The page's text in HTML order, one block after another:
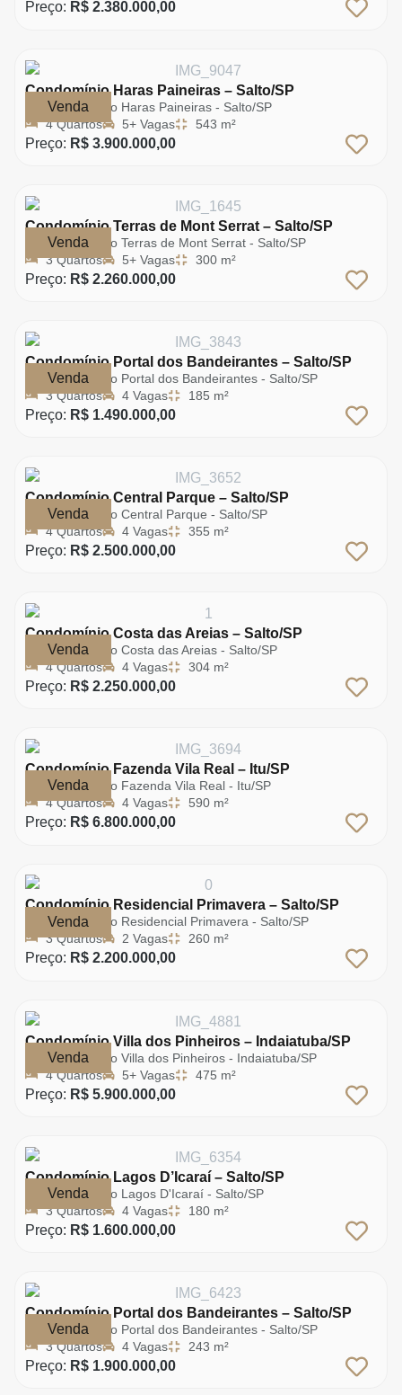
Preço: R$ 2.380.000,00
Venda
Condomínio Haras Paineiras – Salto/SP
Condomínio Haras Paineiras - Salto/SP
4 Quartos
5+ Vagas 543 m²
Preço: R$ 3.900.000,00
Venda
Condomínio Terras de Mont Serrat – Salto/SP
Condomínio Terras de Mont Serrat - Salto/SP
3 Quartos
5+ Vagas 300 m²
Preço: R$ 2.260.000,00
Venda
Condomínio Portal dos Bandeirantes – Salto/SP
Condomínio Portal dos Bandeirantes - Salto/SP
3 Quartos
4 Vagas 185 m²
Preço: R$ 1.490.000,00
Venda
Condomínio Central Parque – Salto/SP
Condomínio Central Parque - Salto/SP
4 Quartos
4 Vagas 355 m²
Preço: R$ 2.500.000,00
Venda
Condomínio Costa das Areias – Salto/SP
Condomínio Costa das Areias - Salto/SP
4 Quartos
4 Vagas 304 m²
Preço: R$ 2.250.000,00
Venda
Condomínio Fazenda Vila Real – Itu/SP
Condomínio Fazenda Vila Real - Itu/SP
4 Quartos
4 Vagas 590 m²
Preço: R$ 6.800.000,00
Venda
Condomínio Residencial Primavera – Salto/SP
Condomínio Residencial Primavera - Salto/SP
3 Quartos
2 Vagas 260 m²
Preço: R$ 2.200.000,00
Venda
Condomínio Villa dos Pinheiros – Indaiatuba/SP
Condomínio Villa dos Pinheiros - Indaiatuba/SP
4 Quartos
5+ Vagas 475 m²
Preço: R$ 5.900.000,00
Venda
Condomínio Lagos D’Icaraí – Salto/SP
Condomínio Lagos D'Icaraí - Salto/SP
3 Quartos
4 Vagas 180 m²
Preço: R$ 1.600.000,00
Venda
Condomínio Portal dos Bandeirantes – Salto/SP
Condomínio Portal dos Bandeirantes - Salto/SP
3 Quartos
4 Vagas 243 m²
Preço: R$ 1.900.000,00